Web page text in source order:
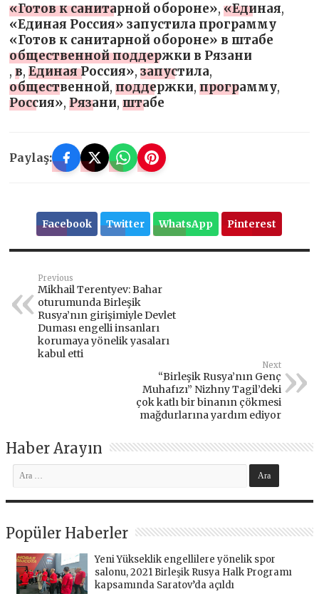
«Готов к санитарной обороне»,«Единая,
«Единая Россия» запустила программу
«Готов к санитарной обороне» в штабе
общественной поддержки в Рязани
,в,Единая Россия»,запустила,
общественной,поддержки,программу,
Россия»,Рязани,штабе
Paylaş:
Facebook Twitter WhatsApp Pinterest
Previous
Mikhail Terentyev: Bahar
oturumunda Birleşik
Rusya’nın girişimiyle Devlet
Duması engelli insanları
korumaya yönelik yasaları
kabul etti
Next
“Birleşik Rusya’nın Genç
Muhafızı” Nizhny Tagil’deki
çok katlı bir binanın çökmesi
mağdurlarına yardım ediyor
Haber Arayın
Popüler Haberler
Yeni Yükseklik engellilere yönelik spor
salonu, 2021 Birleşik Rusya Halk Programı
kapsamında Saratov’da açıldı